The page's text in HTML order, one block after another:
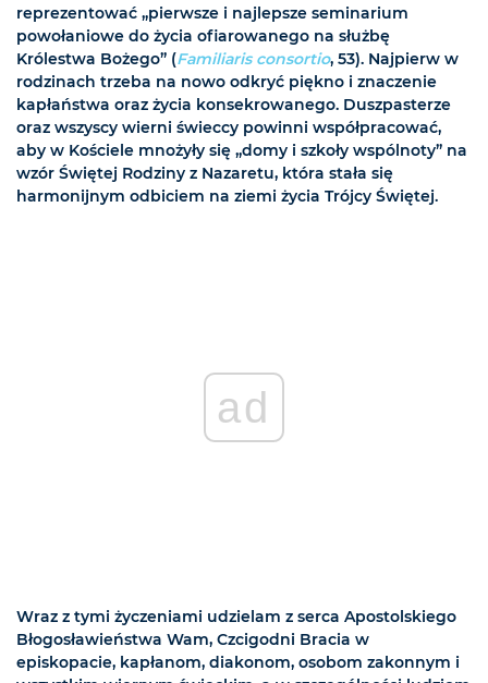
reprezentować „pierwsze i najlepsze seminarium
powołaniowe do życia ofiarowanego na służbę
Królestwa Bożego” (Familiaris consortio, 53). Najpierw w
rodzinach trzeba na nowo odkryć piękno i znaczenie
kapłaństwa oraz życia konsekrowanego. Duszpasterze
oraz wszyscy wierni świeccy powinni współpracować,
aby w Kościele mnożyły się „domy i szkoły wspólnoty” na
wzór Świętej Rodziny z Nazaretu, która stała się
harmonijnym odbiciem na ziemi życia Trójcy Świętej.
ad
Wraz z tymi życzeniami udzielam z serca Apostolskiego
Błogosławieństwa Wam, Czcigodni Bracia w
episkopacie, kapłanom, diakonom, osobom zakonnym i